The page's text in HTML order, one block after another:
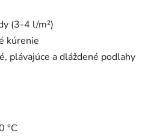
(3-4 l/m²)
kúrenie
plávajúce a dláždené podlahy
°C